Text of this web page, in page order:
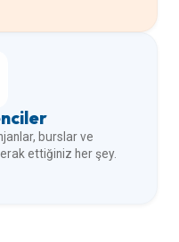
burslar ve
ettiğiniz her şey.